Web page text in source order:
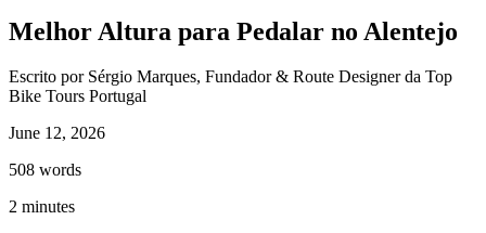
Melhor Altura para Pedalar no Alentejo
Escrito por Sérgio Marques, Fundador & Route Designer da Top
Bike Tours Portugal
June 12, 2026
508 words
2 minutes